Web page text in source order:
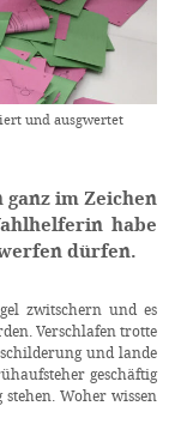
und ausgwertet
im Zeichen
habe
dürfen.
zwitschern und es
Verschlafen trotte
und lande
geschäftig
Woher wissen